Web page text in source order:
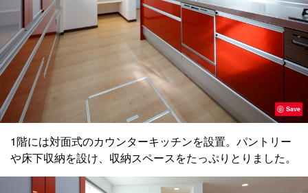
Save
1階には対面式のカウンターキッチンを設置。パントリー
や床下収納を設け、収納スペースをたっぷりとりました。